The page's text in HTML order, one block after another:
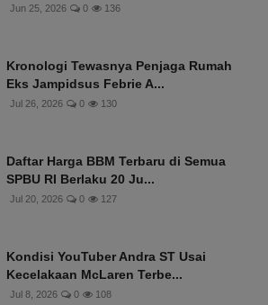
Jun 25, 2026 0 136
Kronologi Tewasnya Penjaga Rumah
Eks Jampidsus Febrie A...
Jul 26, 2026 0 130
Daftar Harga BBM Terbaru di Semua
SPBU RI Berlaku 20 Ju...
Jul 20, 2026 0 127
Kondisi YouTuber Andra ST Usai
Kecelakaan McLaren Terbe...
Jul 8, 2026 0 108